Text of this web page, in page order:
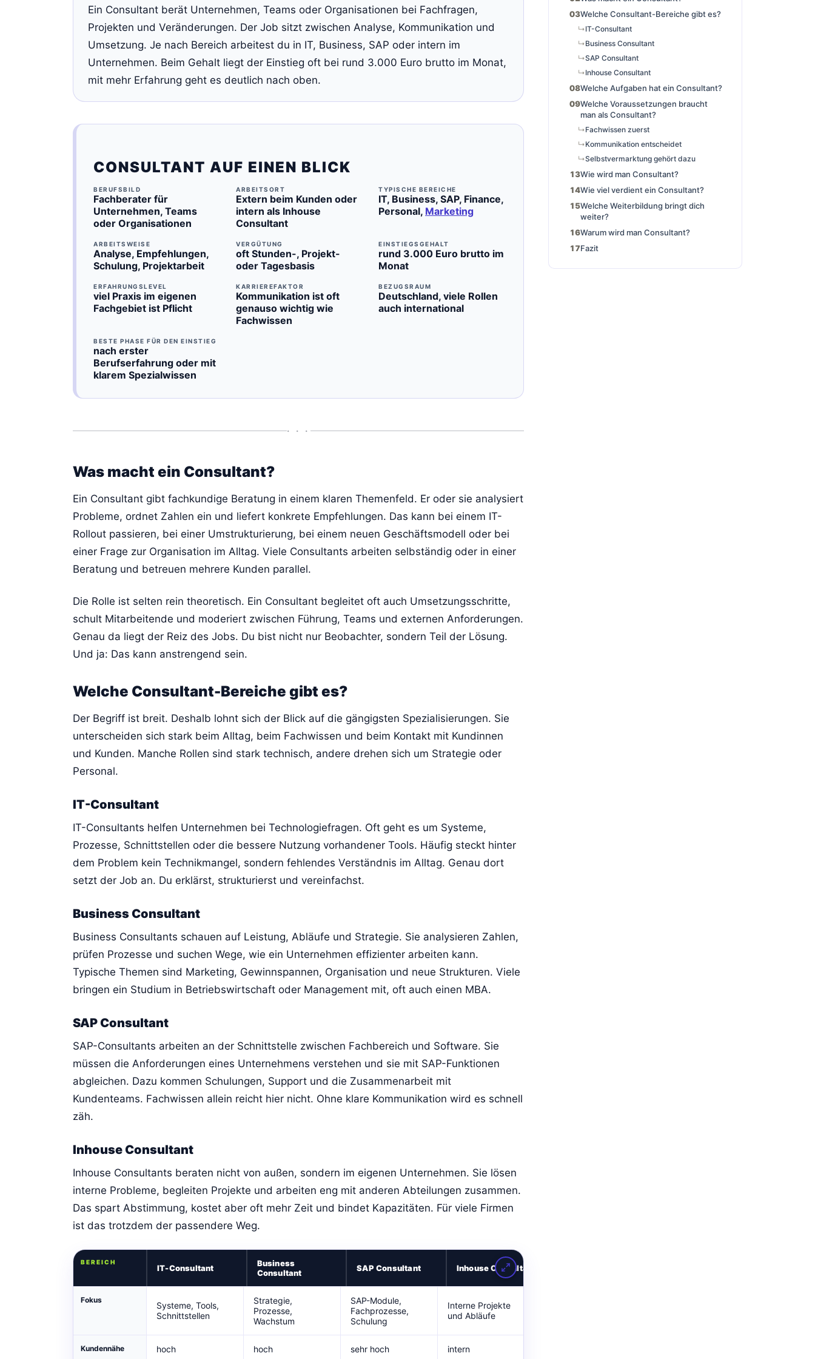
Ein Consultant berät Unternehmen, Teams oder Organisationen bei Fachfragen,
Projekten und Veränderungen. Der Job sitzt zwischen Analyse, Kommunikation und
Umsetzung. Je nach Bereich arbeitest du in IT, Business, SAP oder intern im
Unternehmen. Beim Gehalt liegt der Einstieg oft bei rund 3.000 Euro brutto im Monat,
mit mehr Erfahrung geht es deutlich nach oben.
CONSULTANT AUF EINEN BLICK
BERUFSBILD
Fachberater für
Unternehmen, Teams
oder Organisationen
ARBEITSORT
Extern beim Kunden oder
intern als Inhouse
Consultant
TYPISCHE BEREICHE
IT, Business, SAP, Finance,
Personal, Marketing
ARBEITSWEISE
Analyse, Empfehlungen,
Schulung, Projektarbeit
VERGÜTUNG
oft Stunden-, Projekt-
oder Tagesbasis
EINSTIEGSGEHALT
rund 3.000 Euro brutto im
Monat
ERFAHRUNGSLEVEL
viel Praxis im eigenen
Fachgebiet ist Pflicht
KARRIEREFAKTOR
Kommunikation ist oft
genauso wichtig wie
Fachwissen
BEZUGSRAUM
Deutschland, viele Rollen
auch international
BESTE PHASE FÜR DEN EINSTIEG
nach erster
Berufserfahrung oder mit
klarem Spezialwissen
• • •
Was macht ein Consultant?
Ein Consultant gibt fachkundige Beratung in einem klaren Themenfeld. Er oder sie analysiert
Probleme, ordnet Zahlen ein und liefert konkrete Empfehlungen. Das kann bei einem IT-
Rollout passieren, bei einer Umstrukturierung, bei einem neuen Geschäftsmodell oder bei
einer Frage zur Organisation im Alltag. Viele Consultants arbeiten selbständig oder in einer
Beratung und betreuen mehrere Kunden parallel.
Die Rolle ist selten rein theoretisch. Ein Consultant begleitet oft auch Umsetzungsschritte,
schult Mitarbeitende und moderiert zwischen Führung, Teams und externen Anforderungen.
Genau da liegt der Reiz des Jobs. Du bist nicht nur Beobachter, sondern Teil der Lösung.
Und ja: Das kann anstrengend sein.
Welche Consultant-Bereiche gibt es?
Der Begriff ist breit. Deshalb lohnt sich der Blick auf die gängigsten Spezialisierungen. Sie
unterscheiden sich stark beim Alltag, beim Fachwissen und beim Kontakt mit Kundinnen
und Kunden. Manche Rollen sind stark technisch, andere drehen sich um Strategie oder
Personal.
IT-Consultant
IT-Consultants helfen Unternehmen bei Technologiefragen. Oft geht es um Systeme,
Prozesse, Schnittstellen oder die bessere Nutzung vorhandener Tools. Häufig steckt hinter
dem Problem kein Technikmangel, sondern fehlendes Verständnis im Alltag. Genau dort
setzt der Job an. Du erklärst, strukturierst und vereinfachst.
Business Consultant
Business Consultants schauen auf Leistung, Abläufe und Strategie. Sie analysieren Zahlen,
prüfen Prozesse und suchen Wege, wie ein Unternehmen effizienter arbeiten kann.
Typische Themen sind Marketing, Gewinnspannen, Organisation und neue Strukturen. Viele
bringen ein Studium in Betriebswirtschaft oder Management mit, oft auch einen MBA.
SAP Consultant
SAP-Consultants arbeiten an der Schnittstelle zwischen Fachbereich und Software. Sie
müssen die Anforderungen eines Unternehmens verstehen und sie mit SAP-Funktionen
abgleichen. Dazu kommen Schulungen, Support und die Zusammenarbeit mit
Kundenteams. Fachwissen allein reicht hier nicht. Ohne klare Kommunikation wird es schnell
zäh.
Inhouse Consultant
Inhouse Consultants beraten nicht von außen, sondern im eigenen Unternehmen. Sie lösen
interne Probleme, begleiten Projekte und arbeiten eng mit anderen Abteilungen zusammen.
Das spart Abstimmung, kostet aber oft mehr Zeit und bindet Kapazitäten. Für viele Firmen
ist das trotzdem der passendere Weg.
BEREICH
IT-Consultant
Business
Consultant
SAP Consultant Inhouse Consultant
Fokus
Systeme, Tools,
Schnittstellen
Strategie,
Prozesse,
Wachstum
SAP-Module,
Fachprozesse,
Schulung
Interne Projekte
und Abläufe
Kundennähe hoch hoch sehr hoch intern
Welche Consultant-Bereiche gibt es?
IT-Consultant
Business Consultant
SAP Consultant
Inhouse Consultant
Welche Aufgaben hat ein Consultant?
Welche Voraussetzungen braucht
man als Consultant?
Fachwissen zuerst
Kommunikation entscheidet
Selbstvermarktung gehört dazu
Wie wird man Consultant?
Wie viel verdient ein Consultant?
Welche Weiterbildung bringt dich
weiter?
Warum wird man Consultant?
Fazit